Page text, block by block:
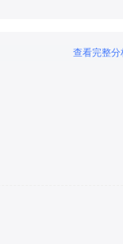
查看完整分